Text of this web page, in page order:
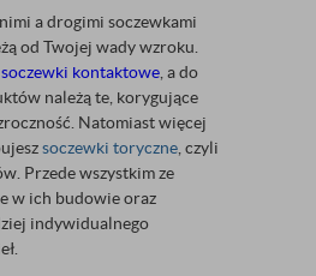
a drogimi soczewkami
od Twojej wady wzroku.
kontaktowe , a do
należą te, korygujące
Natomiast więcej
soczewki toryczne , czyli
Przede wszystkim ze
w ich budowie oraz
indywidualnego